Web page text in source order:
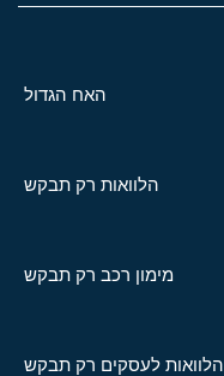
האח הגדול
הלוואות רק תבקש
מימון רכב רק תבקש
הלוואות לעסקים רק תבקש